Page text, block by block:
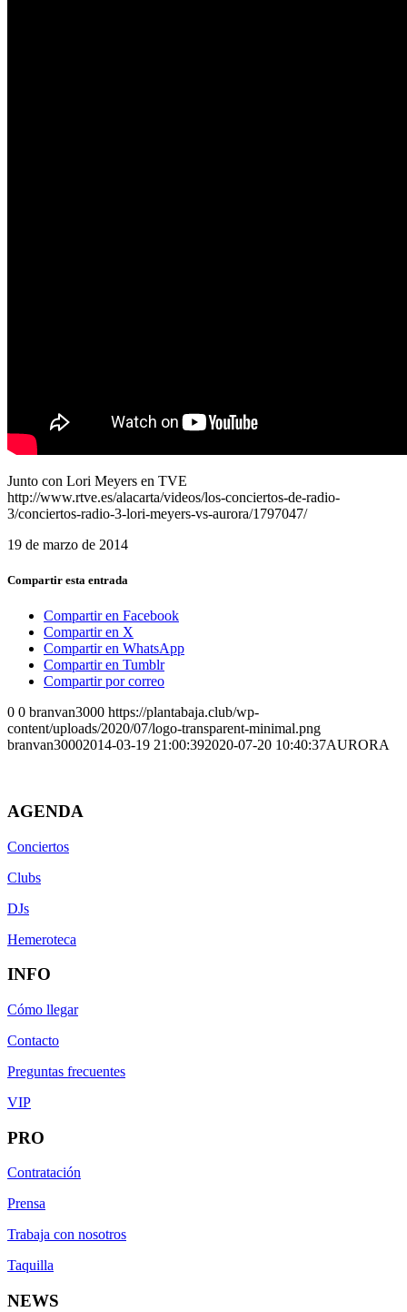
Junto con Lori Meyers en TVE
http://www.rtve.es/alacarta/videos/los-conciertos-de-radio-
3/conciertos-radio-3-lori-meyers-vs-aurora/1797047/
19 de marzo de 2014
Compartir esta entrada
Compartir en Facebook
Compartir en X
Compartir en WhatsApp
Compartir en Tumblr
Compartir por correo
0 0 branvan3000 https://plantabaja.club/wp-
content/uploads/2020/07/logo-transparent-minimal.png
branvan30002014-03-19 21:00:392020-07-20 10:40:37AURORA
AGENDA
Conciertos
Clubs
DJs
Hemeroteca
INFO
Cómo llegar
Contacto
Preguntas frecuentes
VIP
PRO
Contratación
Prensa
Trabaja con nosotros
Taquilla
NEWS